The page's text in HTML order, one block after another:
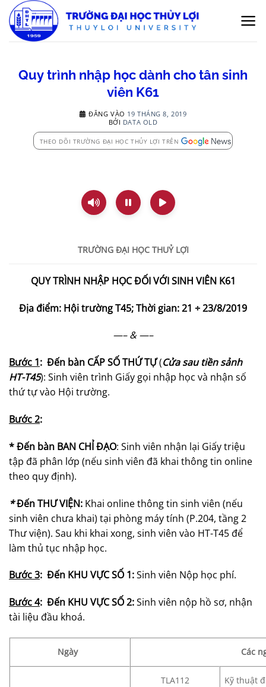
qua
nội
Quy trình nhập học dành cho tân sinh
viên K61
ĐĂNG VÀO 19 THÁNG 8, 2019
BỞI DATA OLD
THEO DÕI TRƯỜNG ĐẠI HỌC THỦY LỢI TRÊN
TRƯỜNG ĐẠI HỌC THUỶ LỢI
QUY TRÌNH NHẬP HỌC ĐỐI VỚI SINH VIÊN K61
Địa điểm: Hội trường T45; Thời gian: 21 ÷ 23/8/2019
—–&—–
Bước 1: Đến bàn CẤP SỐ THỨ TỰ(Cửa sau tiền sảnh
HT-T45): Sinh viên trình Giấy gọi nhập học và nhận số
thứ tự vào Hội trường.
Bước 2:
* Đến bàn BAN CHỈ ĐẠO: Sinh viên nhận lại Giấy triệu
tập đã phân lớp (nếu sinh viên đã khai thông tin online
theo quy định).
*Đến THƯ VIỆN: Khai online thông tin sinh viên (nếu
sinh viên chưa khai) tại phòng máy tính (P.204, tầng 2
Thư viện). Sau khi khai xong, sinh viên vào HT-T45 để
làm thủ tục nhập học.
Bước 3: Đến KHU VỰC SỐ 1:Sinh viên Nộp học phí.
Bước 4: Đến KHU VỰC SỐ 2:Sinh viên nộp hồ sơ, nhận
tài liệu đầu khoá.
Ngày Các
TLA112 Kỹ thuật